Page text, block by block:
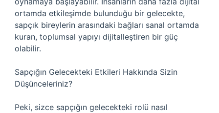
ortamda etkileşimde bulunduğu bir gelecekte,
sapçık bireylerin arasındaki bağları sanal ortamda
kuran, toplumsal yapıyı dijitalleştiren bir güç
olabilir.
Sapçığın Gelecekteki Etkileri Hakkında Sizin
Düşünceleriniz?
Peki, sizce sapçığın gelecekteki rolü nasıl